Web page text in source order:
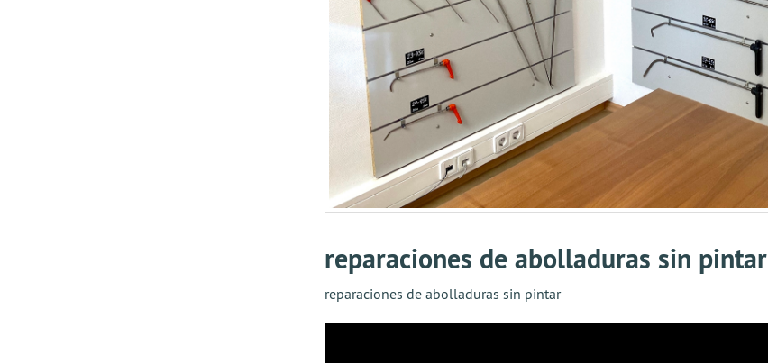
reparaciones de abolladuras sin pintar
reparaciones de abolladuras sin pintar